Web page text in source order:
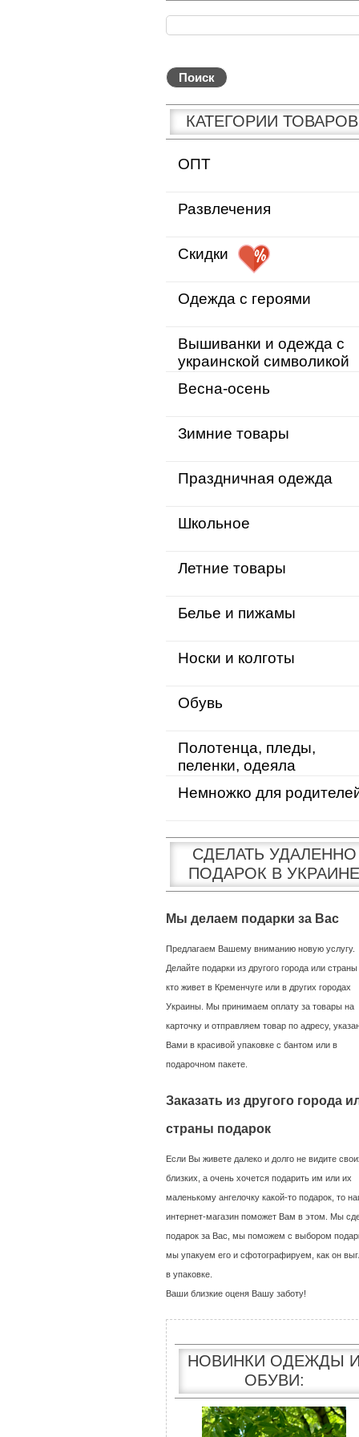
КАТЕГОРИИ
ОПТ
Развлечения
Скидки
Одежда с героями
Вышиванки и одежда с
украинской символикой
Весна-осень
Зимние товары
Праздничная одежда
Школьное
Летние товары
Белье и пижамы
Носки и колготы
Обувь
Полотенца, пледы,
пеленки, одеяла
Немножко для
СДЕЛАТЬ УДАЛЕННО
ПОДАРОК В УКРАИНЕ
Мы делаем подарки за Вас
Предлагаем Вашему вниманию новую услугу.
Делайте подарки из другого города или страны
кто живет в Кременчуге или в других городах
Украины. Мы принимаем оплату за товары на
карточку и отправляем товар по адресу,
Вами в красивой упаковке с бантом или в
подарочном пакете.
Заказать из другого города
страны подарок
Если Вы живете далеко и долго не видите
близких, а очень хочется подарить им или их
маленькому ангелочку какой-то подарок, то
интернет-магазин поможет Вам в этом. Мы
подарок за Вас, мы поможем с выбором
мы упакуем его и сфотографируем, как он
в упаковке.
Ваши близкие оценя Вашу заботу!
НОВИНКИ ОДЕЖДЫ И
ОБУВИ: